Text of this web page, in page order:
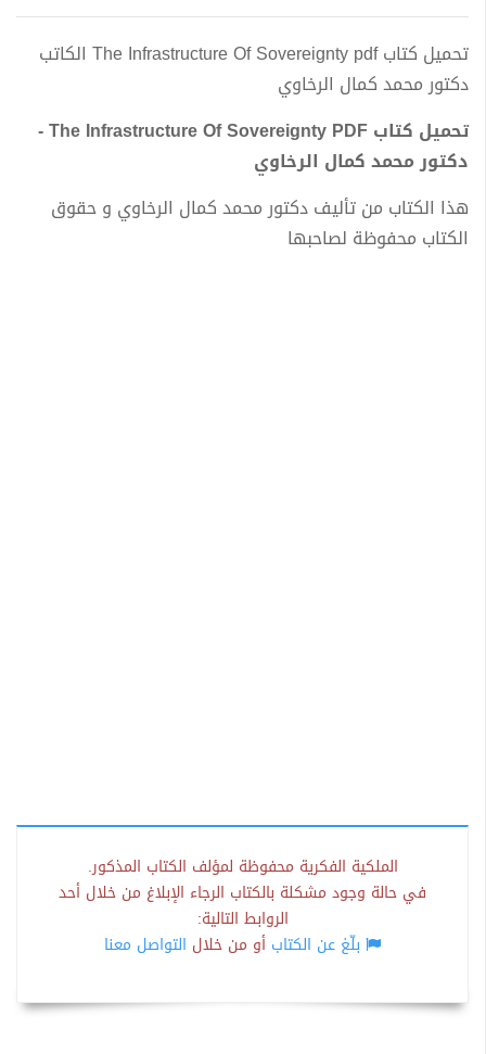
تحميل كتاب The Infrastructure Of Sovereignty pdf الكاتب
دكتور محمد كمال الرخاوي
تحميل كتاب The Infrastructure Of Sovereignty PDF -
دكتور محمد كمال الرخاوي
هذا الكتاب من تأليف دكتور محمد كمال الرخاوي و حقوق
الكتاب محفوظة لصاحبها
الملكية الفكرية محفوظة لمؤلف الكتاب المذكور.
في حالة وجود مشكلة بالكتاب الرجاء الإبلاغ من خلال أحد
الروابط التالية:
بلّغ عن الكتاب أو من خلال التواصل معنا